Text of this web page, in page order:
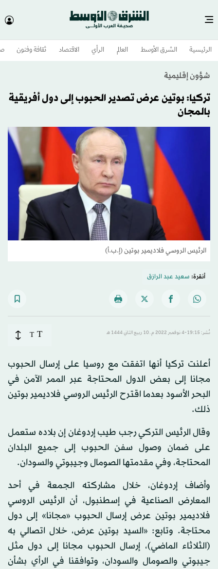
الرئيسية الشرق الأوسط​ العالم الرأي الاقتصاد ثقافة وفنون
شؤون إقليمية
تركيا: بوتين عرض تصدير الحبوب إلى دول أفريقية
بالمجان
الرئيس الروسي فلاديمير بوتين (إ.ب.أ)
أنقرة: سعيد عبد الرازق
نُشر: 19:15-4 نوفمبر 2022 م ـ 10 ربيع الثاني 1444 هـ T
T
أعلنت تركيا أنها اتفقت مع روسيا على إرسال الحبوب
مجانا إلى بعض الدول المحتاجة عبر الممر الآمن في
البحر الأسود بعدما اقترح الرئيس الروسي فلاديمير بوتين
ذلك.
وقال الرئيس التركي رجب طيب إردوغان إن بلاده ستعمل
على ضمان وصول سفن الحبوب إلى جميع البلدان
المحتاجة، وفي مقدمتها الصومال وجيبوتي والسودان.
وأضاف إردوغان، خلال مشاركته الجمعة في أحد
المعارض الصناعية في إسطنبول، أن الرئيس الروسي
فلاديمير بوتين عرض إرسال الحبوب «مجانا» إلى دول
محتاجة. وتابع: «السيد بوتين عرض، خلال اتصالي به
(الثلاثاء الماضي)، إرسال الحبوب مجانا إلى دول مثل
جيبوتي والصومال والسودان، وتوافقنا في الرأي بشأن